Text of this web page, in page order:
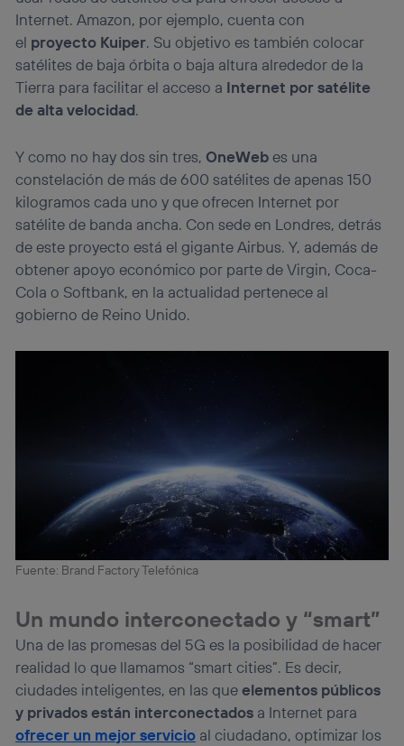
Internet. Amazon, por ejemplo, cuenta con
el proyecto Kuiper. Su objetivo es también colocar
satélites de baja órbita o baja altura alrededor de la
Tierra para facilitar el acceso a Internet por satélite
de alta velocidad.
Y como no hay dos sin tres, OneWebes una
constelación de más de 600 satélites de apenas 150
kilogramos cada uno y que ofrecen Internet por
satélite de banda ancha. Con sede en Londres, detrás
de este proyecto está el gigante Airbus. Y, además de
obtener apoyo económico por parte de Virgin, Coca-
Cola o Softbank, en la actualidad pertenece al
gobierno de Reino Unido.
Fuente: Brand Factory Telefónica
Un mundo interconectado y “smart”
Una de las promesas del 5G es la posibilidad de hacer
realidad lo que llamamos “smart cities”. Es decir,
ciudades inteligentes, en las queelementos públicos
y privados están interconectados a Internet para
ofrecer un mejor servicio al ciudadano, optimizar los